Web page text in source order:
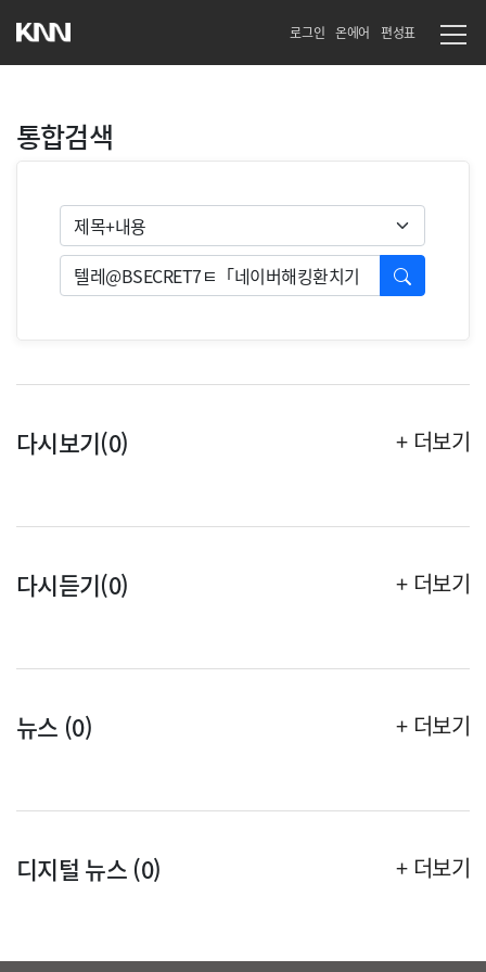
로그인 온에어 편성표
통합검색
검색유형
검색
다시보기(0) + 더보기
다시듣기(0) + 더보기
뉴스 (0) + 더보기
디지털 뉴스 (0) + 더보기